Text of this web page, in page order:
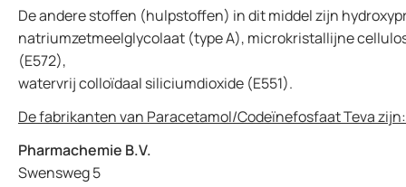
De andere stoffen (hulpstoffen) in dit middel zijn
natriumzetmeelglycolaat (type A), microkristallijne
(E572),
watervrij colloïdaal siliciumdioxide (E551).
De fabrikanten van Paracetamol/Codeïnefosfaat Teva zijn:
Pharmachemie B.V.
Swensweg 5